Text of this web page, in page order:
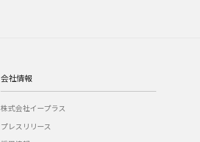
会社情報
株式会社イープラス
プレスリリース